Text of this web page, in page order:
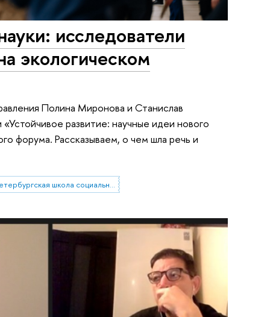
исследователи
экологическом
Полина Миронова и Станислав
развитие: научные идеи нового
форума. Рассказываем, о чем шла речь и
Санкт-Петербургская школа социальных наук